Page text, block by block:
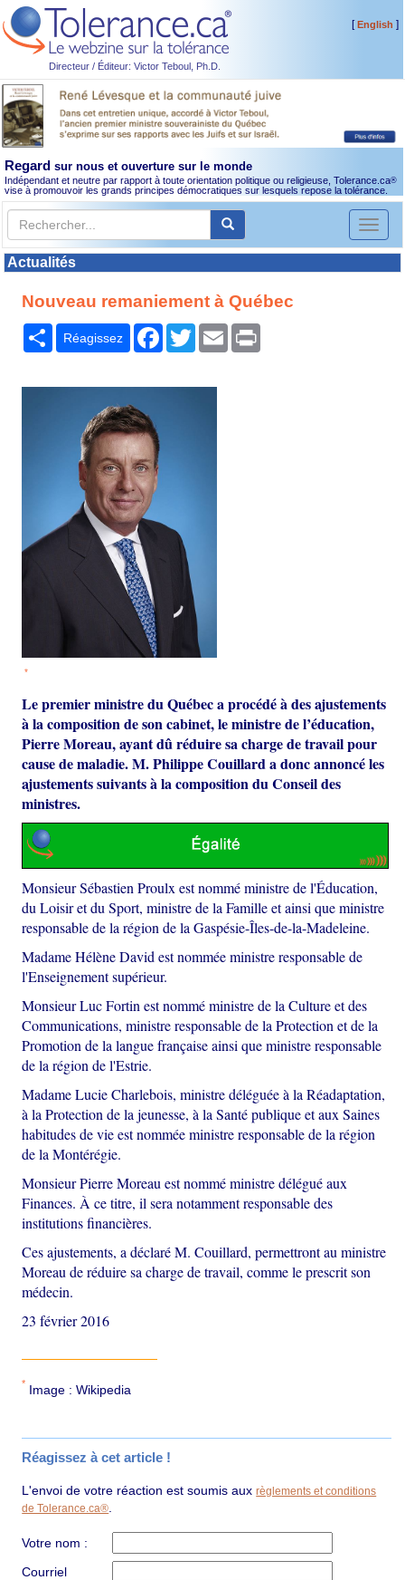
Directeur / Éditeur: Victor Teboul, Ph.D.
[English ]
Regard sur nous et ouverture sur le monde
Indépendant et neutre par rapport à toute orientation politique ou religieuse, Tolerance.ca®
vise à promouvoir les grands principes démocratiques sur lesquels repose la tolérance.
Toggle
Actualités
Nouveau remaniement à Québec
Partager
Réagissez Facebook
TwitterEmail
*
Le premier ministre du Québec a procédé à des ajustements
à la composition de son cabinet, le ministre de l’éducation,
Pierre Moreau, ayant dû réduire sa charge de travail pour
cause de maladie. M. Philippe Couillard a donc annoncé les
ajustements suivants à la composition du Conseil des
ministres.
Monsieur Sébastien Proulx est nommé ministre de l'Éducation,
du Loisir et du Sport, ministre de la Famille et ainsi que ministre
responsable de la région de la Gaspésie-Îles-de-la-Madeleine.
Madame Hélène David est nommée ministre responsable de
l'Enseignement supérieur.
Monsieur Luc Fortin est nommé ministre de la Culture et des
Communications, ministre responsable de la Protection et de la
Promotion de la langue française ainsi que ministre responsable
de la région de l'Estrie.
Madame Lucie Charlebois, ministre déléguée à la Réadaptation,
à la Protection de la jeunesse, à la Santé publique et aux Saines
habitudes de vie est nommée ministre responsable de la région
de la Montérégie.
Monsieur Pierre Moreau est nommé ministre délégué aux
Finances. À ce titre, il sera notamment responsable des
institutions financières.
Ces ajustements, a déclaré M. Couillard, permettront au ministre
Moreau de réduire sa charge de travail, comme le prescrit son
médecin.
23 février 2016
* Image : Wikipedia
Réagissez à cet article !
L'envoi de votre réaction est soumis auxrèglements et conditions
de Tolerance.ca®
Votre nom :
Courriel